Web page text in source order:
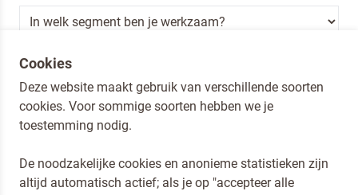
Ik ben een horeca professional
Door op versturen te klikken, ga je akkoord metonze voorwaarden.
Cookies
Deze website maakt gebruik van verschillende soorten
cookies. Voor sommige soorten hebben we je
toestemming nodig.
De noodzakelijke cookies en anonieme statistieken zijn
altijd automatisch actief; als je op "accepteer alle